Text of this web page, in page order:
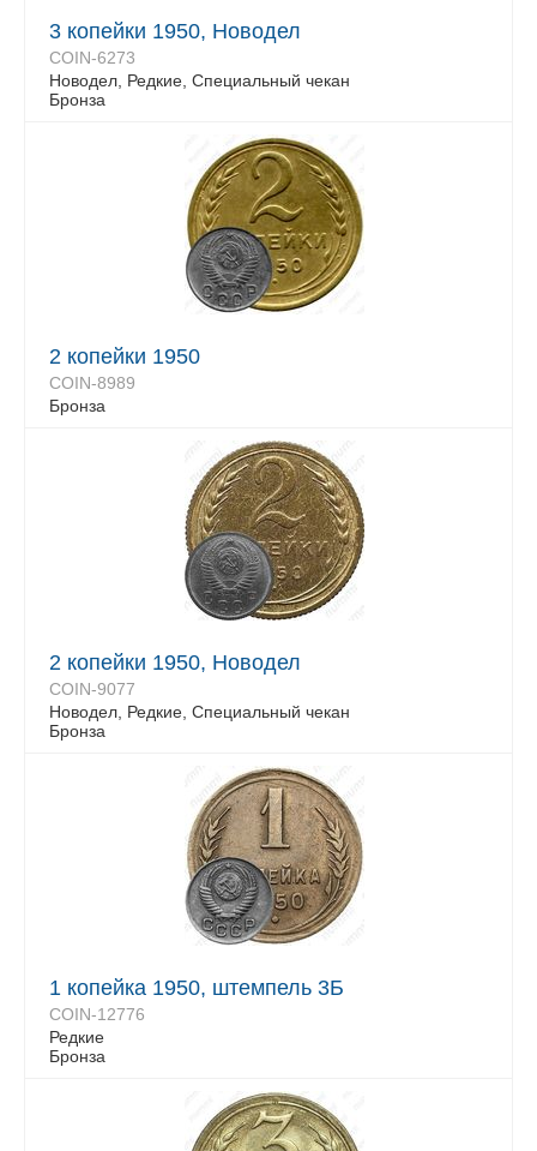
3 копейки 1950, Новодел
COIN-6273
Новодел, Редкие, Специальный чекан
Бронза
2 копейки 1950
COIN-8989
Бронза
2 копейки 1950, Новодел
COIN-9077
Новодел, Редкие, Специальный чекан
Бронза
1 копейка 1950, штемпель 3Б
COIN-12776
Редкие
Бронза